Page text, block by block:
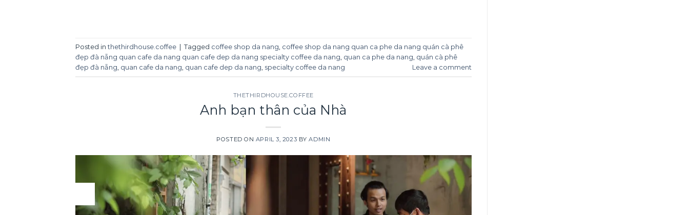
Posted inthethirdhouse.coffee | Tagged coffee shop da nang coffee shop da nang quan ca phe da nang quán cà phê
đẹp đà nẵng quan cafe da nang quan cafe dep da nang specialty coffee da nang quan ca phe da nang quán cà phê
đẹp đà nẵng quan cafe da nang quan cafe dep da nang specialty coffee da nang Leave a comment
THETHIRDHOUSE.COFFEE
Anh bạn thân của Nhà
POSTED ON APRIL 3, 2023 BYADMIN